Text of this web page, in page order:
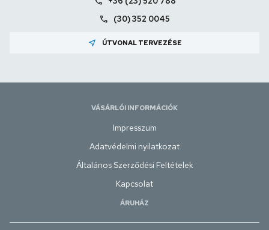
call (30) 352 0045
near_me ÚTVONAL TERVEZÉSE
VÁSÁRLÓI INFORMÁCIÓK
Impresszum
Adatvédelmi nyilatkozat
Általános Szerződési Feltételek
Kapcsolat
ÁRUHÁZ